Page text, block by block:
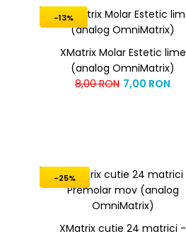
-13%
XMatrix Molar Estetic lime
(analog OmniMatrix)
8,00 RON 7,00 RON
-25%
XMatrix cutie 24 matrici -